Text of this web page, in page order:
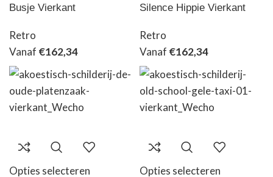
Busje Vierkant
Retro
Vanaf €162,34
Silence Hippie Vierkant
Retro
Vanaf €162,34
Opties selecteren Opties selecteren